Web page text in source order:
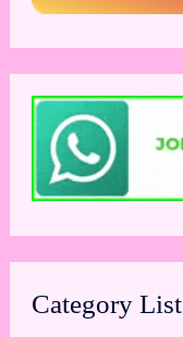
Category List